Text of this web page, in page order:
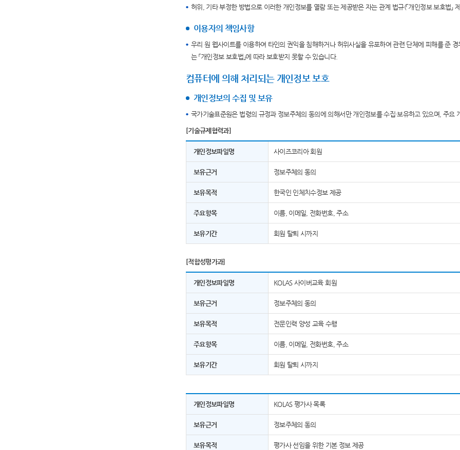
허위, 기타 부정한 방법으로 이러한 개인정보를 열람 또는 제공받은 자는 관계 법규(「개인정보 보호법
이용자의 책임사항
우리 원 웹사이트를 이용하여 타인의 권익을 침해하거나 허위사실을 유포하여 관련 단체에 피해를 준
는 「개인정보 보호법」에 따라 보호받지 못할 수 있습니다.
컴퓨터에 의해 처리되는 개인정보 보호
개인정보의 수집 및 보유
국가기술표준원은 법령의 규정과 정보주체의 동의에 의해서만 개인정보를 수집·보유하고 있으며, 주요
[기술규제협력과]
개인정보파일명 사이즈코리아 회원
보유근거 정보주체의 동의
보유목적 한국인 인체치수정보 제공
주요항목 이름, 이메일, 전화번호, 주소
보유기간 회원 탈퇴 시까지
[적합성평가과]
개인정보파일명 KOLAS 사이버교육 회원
보유근거 정보주체의 동의
보유목적 전문인력 양성 교육 수행
주요항목 이름, 이메일, 전화번호, 주소
보유기간 회원 탈퇴 시까지
개인정보파일명 KOLAS 평가사 목록
보유근거 정보주체의 동의
보유목적 평가사 선임을 위한 기본 정보 제공